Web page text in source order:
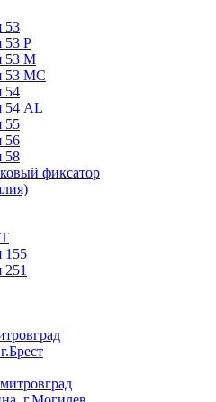
53
53 P
53 М
53 МC
54
54 AL
55
56
58
фиксатор
155
251